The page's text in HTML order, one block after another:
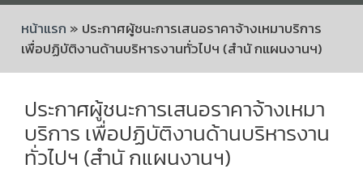
หน้าแรก » ประกาศผู้ชนะการเสนอราคาจ้างเหมาบริการ
เพื่อปฏิบัติงานด้านบริหารงานทั่วไปฯ (สำนั กแผนงานฯ)
ประกาศผู้ชนะการเสนอราคาจ้างเหมา
บริการ เพื่อปฏิบัติงานด้านบริหารงาน
ทั่วไปฯ (สำนั กแผนงานฯ)